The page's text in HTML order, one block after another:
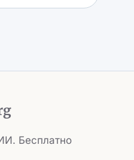
Бесплатно